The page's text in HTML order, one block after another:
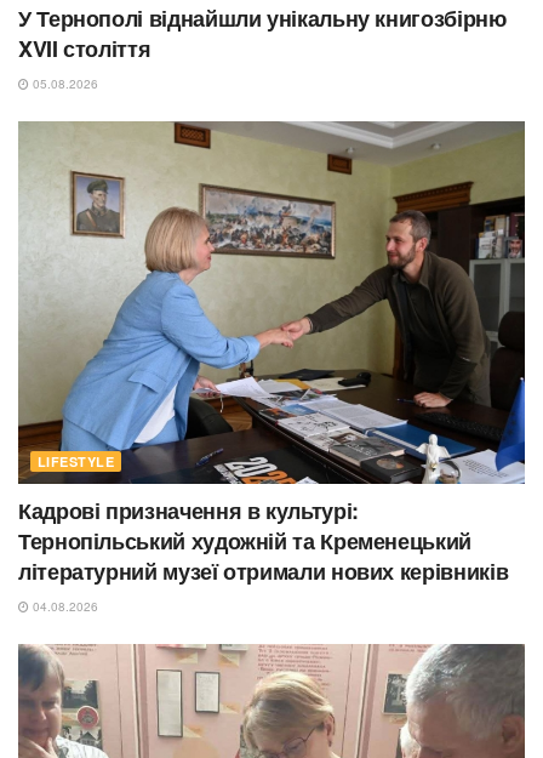
У Тернополі віднайшли унікальну книгозбірню
XVII століття
05.08.2026
LIFESTYLE
Кадрові призначення в культурі:
Тернопільський художній та Кременецький
літературний музеї отримали нових керівників
04.08.2026